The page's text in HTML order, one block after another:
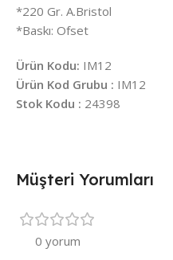
*220 Gr. A.Bristol
*Baskı: Ofset
Ürün Kodu: IM12
Ürün Kod Grubu : IM12
Stok Kodu : 24398
Müşteri Yorumları
0 yorum